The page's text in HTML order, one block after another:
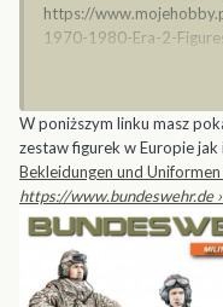
https://
1970-1980-Era-2-
jeśli nie to czy można
bedą pasować do
W poniższym linku masz
zestaw figurek w Europie jak
Bekleidungen und Uniformen
https://www.bundeswehr.de